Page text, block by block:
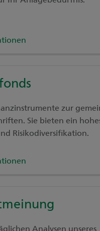
zur
Sie bieten ein
Risikodiversifikation.
Analysen unseres